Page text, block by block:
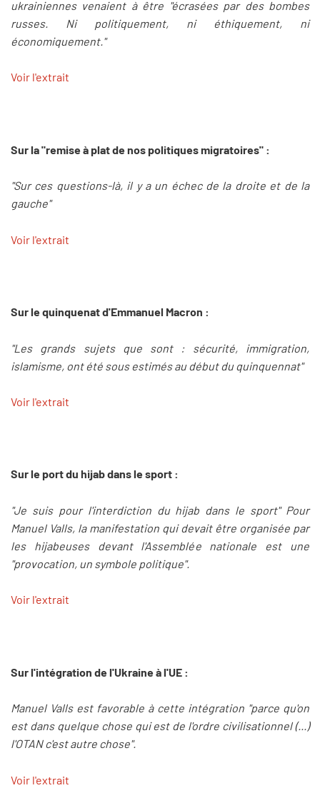
ukrainiennes venaient à être "écrasées par des bombes
russes. Ni politiquement, ni éthiquement, ni
économiquement."
Voir l'extrait
Sur la "remise à plat de nos politiques migratoires" :
"Sur ces questions-là, il y a un échec de la droite et de la
gauche"
Voir l'extrait
Sur le quinquenat d'Emmanuel Macron :
"Les grands sujets que sont : sécurité, immigration,
islamisme, ont été sous estimés au début du quinquennat"
Voir l'extrait
Sur le port du hijab dans le sport :
"Je suis pour l'interdiction du hijab dans le sport" Pour
Manuel Valls, la manifestation qui devait être organisée par
les hijabeuses devant l'Assemblée nationale est une
"provocation, un symbole politique".
Voir l'extrait
Sur l'intégration de l'Ukraine à l'UE :
Manuel Valls est favorable à cette intégration "parce qu'on
est dans quelque chose qui est de l'ordre civilisationnel (...)
l'OTAN c'est autre chose".
Voir l'extrait